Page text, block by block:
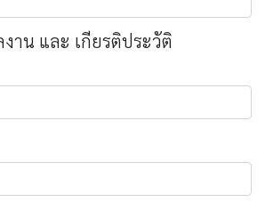
าน และ เกียรติประวัติ